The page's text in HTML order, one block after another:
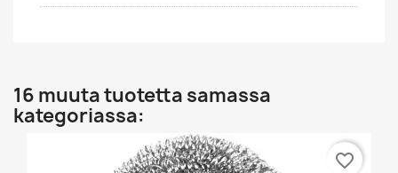
16 muuta tuotetta samassa
kategoriassa:
favorite_border